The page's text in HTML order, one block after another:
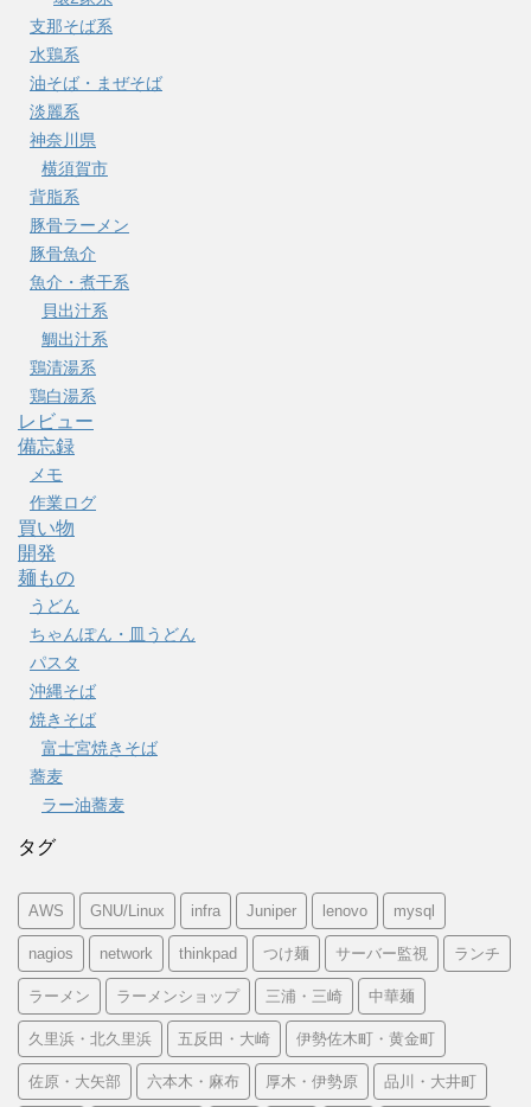
支那そば系
水鶏系
油そば・まぜそば
淡麗系
神奈川県
横須賀市
背脂系
豚骨ラーメン
豚骨魚介
魚介・煮干系
貝出汁系
鯛出汁系
鶏清湯系
鶏白湯系
レビュー
備忘録
メモ
作業ログ
買い物
開発
麺もの
うどん
ちゃんぽん・皿うどん
パスタ
沖縄そば
焼きそば
富士宮焼きそば
蕎麦
ラー油蕎麦
タグ
AWS GNU/Linux infra Juniper lenovo mysql
nagios network thinkpad つけ麺 サーバー監視 ランチ
ラーメン ラーメンショップ 三浦・三崎 中華麺
久里浜・北久里浜 五反田・大崎 伊勢佐木町・黄金町
佐原・大矢部 六本木・麻布 厚木・伊勢原 品川・大井町